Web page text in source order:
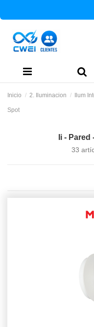
Inicio 2. Iluminacion Ilum
Spot
Ii -
33